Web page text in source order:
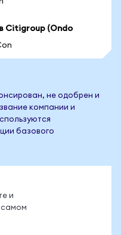
Citigroup (Ondo
не одобрен и
компании и
базового
и
самом